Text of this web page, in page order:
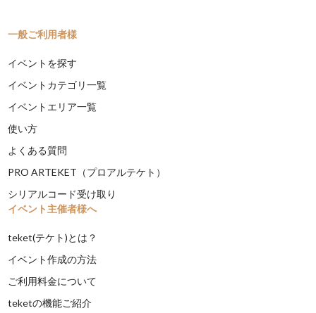
一般ご利用者様
イベントを探す
イベントカテゴリ一覧
イベントエリア一覧
使い方
よくある質問
PRO ARTEKET（プロアルテケト）
シリアルコード受け取り
イベント主催者様へ
teket(テケト)とは？
イベント作成の方法
ご利用料金について
teketの機能ご紹介